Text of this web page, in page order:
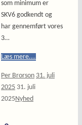
som minimum er
SKV6 godkendt og
har gennemført vores
3…
Læs mere….
Per Brorson 31. juli
2025 31. juli
2025Nyhed